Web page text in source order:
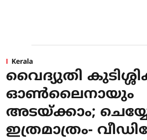
Kerala
വൈദ്യുതി
ഓണ്‍ലൈനായും
അടയ്ക്കാം;
ഇത്രമാത്രം-